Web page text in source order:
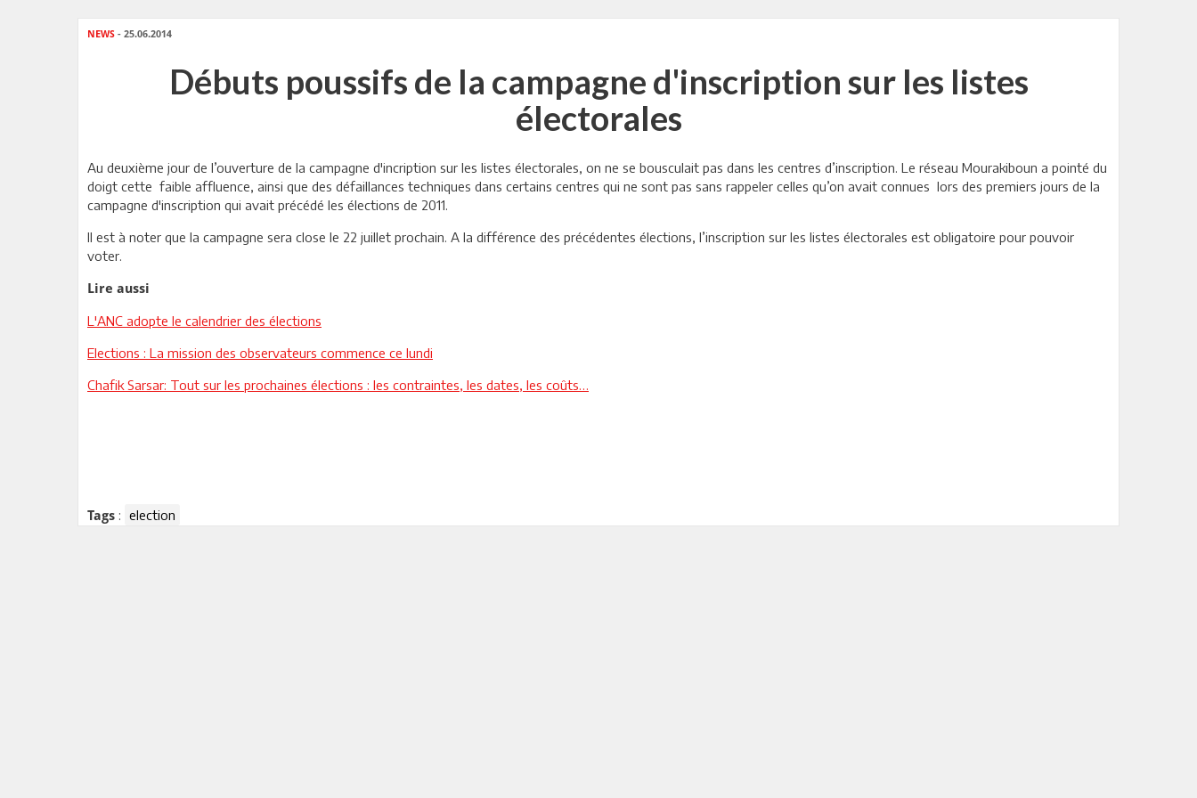
NEWS - 25.06.2014
Débuts poussifs de la campagne d'inscription sur les listes
électorales
Au deuxième jour de l’ouverture de la campagne d'incription sur les listes électorales, on ne se bousculait pas dans les centres d’inscription. Le réseau Mourakiboun a pointé du
doigt cette faible affluence, ainsi que des défaillances techniques dans certains centres qui ne sont pas sans rappeler celles qu’on avait connues lors des premiers jours de la
campagne d'inscription qui avait précédé les élections de 2011.
Il est à noter que la campagne sera close le 22 juillet prochain. A la différence des précédentes élections, l’inscription sur les listes électorales est obligatoire pour pouvoir
voter.
Lire aussi
L'ANC adopte le calendrier des élections
Elections : La mission des observateurs commence ce lundi
Chafik Sarsar: Tout sur les prochaines élections : les contraintes, les dates, les coûts…
Tags : election